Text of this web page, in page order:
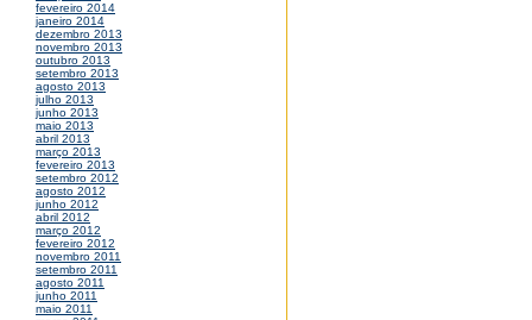
fevereiro 2014
janeiro 2014
dezembro 2013
novembro 2013
outubro 2013
setembro 2013
agosto 2013
julho 2013
junho 2013
maio 2013
abril 2013
março 2013
fevereiro 2013
setembro 2012
agosto 2012
junho 2012
abril 2012
março 2012
fevereiro 2012
novembro 2011
setembro 2011
agosto 2011
junho 2011
maio 2011